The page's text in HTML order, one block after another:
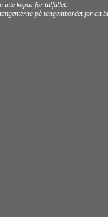
inte köpas för tillfället.
på tangentbordet för att